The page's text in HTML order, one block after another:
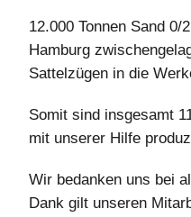
12.000 Tonnen Sand 0/
Hamburg
Sattelzügen in die
Somit sind insgesamt
mit unserer Hilfe
Wir bedanken uns bei
Dank gilt unseren